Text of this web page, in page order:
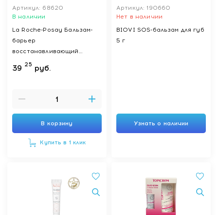
Артикул: 68620
В наличии
La Roche-Posay Бальзам-
барьер
восстанавливающий
"Cicaplast Lips/Цикапласт
Бальзам для губ" 7,5 мл
39 25 руб.
В корзину
Купить в 1 клик
Артикул: 190660
Нет в наличии
BIOVI SOS-бальзам для губ
5 г
Узнать о наличии